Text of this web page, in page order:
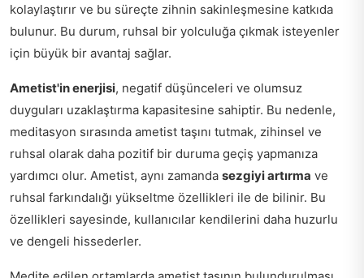
kolaylaştırır ve bu süreçte zihnin sakinleşmesine katkıda
bulunur. Bu durum, ruhsal bir yolculuğa çıkmak isteyenler
için büyük bir avantaj sağlar.
Ametist'in enerjisi, negatif düşünceleri ve olumsuz
duyguları uzaklaştırma kapasitesine sahiptir. Bu nedenle,
meditasyon sırasında ametist taşını tutmak, zihinsel ve
ruhsal olarak daha pozitif bir duruma geçiş yapmanıza
yardımcı olur. Ametist, aynı zamanda sezgiyi artırma ve
ruhsal farkındalığı yükseltme özellikleri ile de bilinir. Bu
özellikleri sayesinde, kullanıcılar kendilerini daha huzurlu
ve dengeli hissederler.